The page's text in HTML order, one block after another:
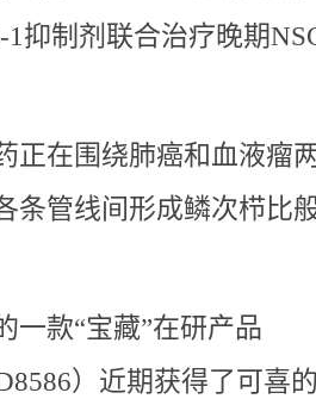
抑制剂联合治疗晚期
正在围绕肺癌和血液瘤
条管线间形成鳞次栉比
一款“宝藏”在研产品
）近期获得了可喜